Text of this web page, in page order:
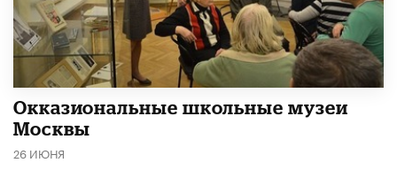
​Окказиональные школьные музеи
Москвы
26 ИЮНЯ